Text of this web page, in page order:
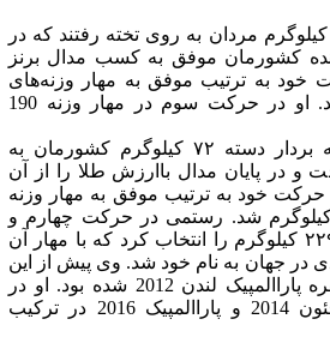
* وزنه برداران دسته ٦٥ کیلوگرم مردان به روی تخته رفتند که در
کشورمان موفق به کسب مدال برنز
به ترتیب موفق به مهار وزنه‌های
١٨١ و ١٨٥ کیلوگرم شد. او در حرکت سوم در مهار وزنه 190
* روح الله رستمی وزنه بردار دسته ٧٢ کیلوگرم کشورمان به
و در پایان مدال باارزش طلا را از آن
خود به ترتیب موفق به مهار وزنه
٢١٣ ، ٢١٨ و ٢٢٥ کیلوگرم شد. رستمی در حرکت چهارم و
برای رکوردشکنی وزنه ٢٢٩ کیلوگرم را انتخاب کرد که با مهار آن
در جهان به نام خود شد. وی پیش از این
موفق به کسب مدال نقره پاراالمپیک لندن 2012 شده بود. او در
بازی‌های پاراآسیایی اینچئون 2014 و پاراالمپیک 2016 در ترکیب